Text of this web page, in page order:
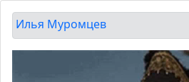
Илья Муромцев